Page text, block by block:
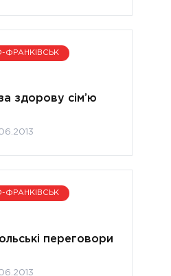
ФРАНКІВСЬК
здорову сім’ю
ФРАНКІВСЬК
переговори